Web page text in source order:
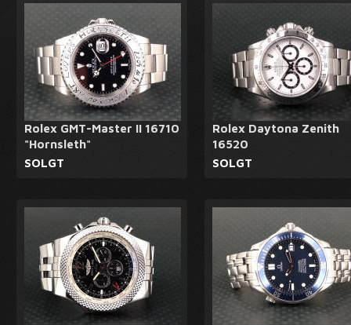
Rolex GMT-Master II 16710
"Hornsleth"
SOLGT
Rolex Daytona Zenith
16520
SOLGT